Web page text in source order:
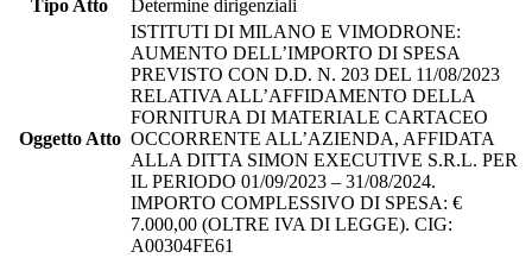
Tipo Atto
Determine dirigenziali
Oggetto Atto
ISTITUTI DI MILANO E VIMODRONE:
AUMENTO DELL’IMPORTO DI SPESA
PREVISTO CON D.D. N. 203 DEL 11/08/2023
RELATIVA ALL’AFFIDAMENTO DELLA
FORNITURA DI MATERIALE CARTACEO
OCCORRENTE ALL’AZIENDA, AFFIDATA
ALLA DITTA SIMON EXECUTIVE S.R.L. PER
IL PERIODO 01/09/2023 – 31/08/2024.
IMPORTO COMPLESSIVO DI SPESA: €
7.000,00 (OLTRE IVA DI LEGGE). CIG:
A00304FE61